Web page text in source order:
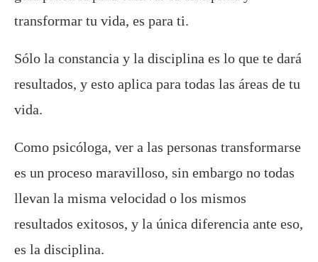
transformar tu vida, es para ti.
Sólo la constancia y la disciplina es lo que te dará
resultados, y esto aplica para todas las áreas de tu
vida.
Como psicóloga, ver a las personas transformarse
es un proceso maravilloso, sin embargo no todas
llevan la misma velocidad o los mismos
resultados exitosos, y la única diferencia ante eso,
es la disciplina.